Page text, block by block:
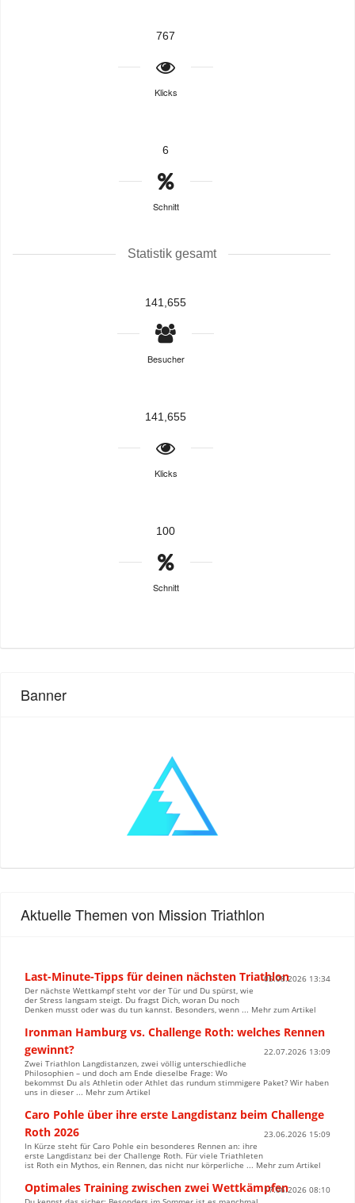
767
Klicks
6
Schnitt
Statistik gesamt
141,655
Besucher
141,655
Klicks
100
Schnitt
Banner
Aktuelle Themen von Mission Triathlon
Last-Minute-Tipps für deinen nächsten Triathlon05.08.2026 13:34
Der nächste Wettkampf steht vor der Tür und Du spürst, wie
der Stress langsam steigt. Du fragst Dich, woran Du noch
Denken musst oder was du tun kannst. Besonders, wenn ... Mehr zum Artikel
Ironman Hamburg vs. Challenge Roth: welches Rennen
gewinnt?
22.07.2026 13:09
Zwei Triathlon Langdistanzen, zwei völlig unterschiedliche
Philosophien – und doch am Ende dieselbe Frage: Wo
bekommst Du als Athletin oder Athlet das rundum stimmigere Paket? Wir haben
uns in dieser ... Mehr zum Artikel
Caro Pohle über ihre erste Langdistanz beim Challenge
Roth 2026
23.06.2026 15:09
In Kürze steht für Caro Pohle ein besonderes Rennen an: ihre
erste Langdistanz bei der Challenge Roth. Für viele Triathleten
ist Roth ein Mythos, ein Rennen, das nicht nur körperliche ... Mehr zum Artikel
Optimales Training zwischen zwei Wettkämpfen17.06.2026 08:10